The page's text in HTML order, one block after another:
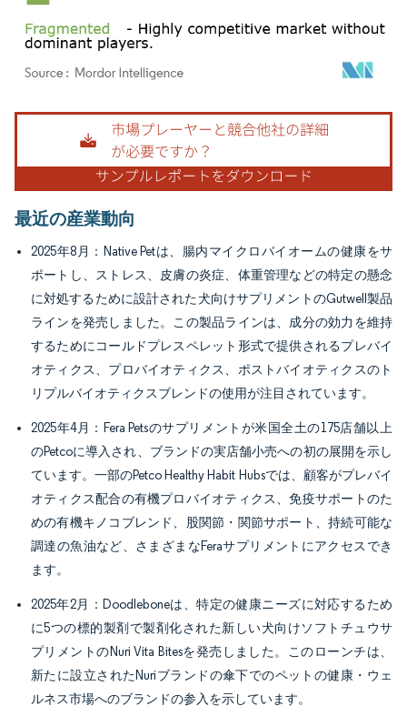
画像 © Mordor Intelligence。再利用にはCC BY 4.0の表示が必要です。
最近の産業動向
2025年8月：Native Petは、腸内マイクロバイオームの健康をサ
ポートし、ストレス、皮膚の炎症、体重管理などの特定の懸念
に対処するために設計された犬向けサプリメントのGutwell製品
ラインを発売しました。この製品ラインは、成分の効力を維持
するためにコールドプレスペレット形式で提供されるプレバイ
オティクス、プロバイオティクス、ポストバイオティクスのト
リプルバイオティクスブレンドの使用が注目されています。
2025年4月：Fera Petsのサプリメントが米国全土の175店舗以上
のPetcoに導入され、ブランドの実店舗小売への初の展開を示し
ています。一部のPetco Healthy Habit Hubsでは、顧客がプレバイ
オティクス配合の有機プロバイオティクス、免疫サポートのた
めの有機キノコブレンド、股関節・関節サポート、持続可能な
調達の魚油など、さまざまなFeraサプリメントにアクセスでき
ます。
2025年2月：Doodleboneは、特定の健康ニーズに対応するため
に5つの標的製剤で製剤化された新しい犬向けソフトチュウサ
プリメントのNuri Vita Bitesを発売しました。このローンチは、
新たに設立されたNuriブランドの傘下でのペットの健康・ウェ
ルネス市場へのブランドの参入を示しています。